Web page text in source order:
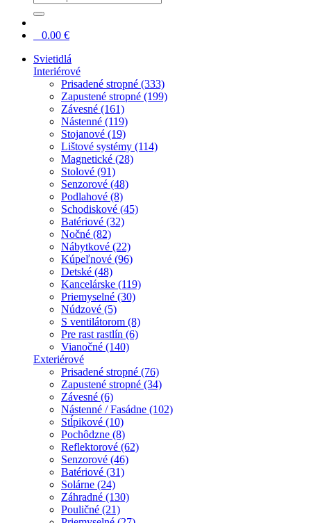
0.00 €
Svietidlá
Interiérové
Prisadené stropné (333)
Zapustené stropné (199)
Závesné (161)
Nástenné (119)
Stojanové (19)
Lištové systémy (114)
Magnetické (28)
Stolové (91)
Senzorové (48)
Podlahové (8)
Schodiskové (45)
Batériové (32)
Nočné (82)
Nábytkové (22)
Kúpeľnové (96)
Detské (48)
Kancelárske (119)
Priemyselné (30)
Núdzové (5)
S ventilátorom (8)
Pre rast rastlín (6)
Vianočné (140)
Exteriérové
Prisadené stropné (76)
Zapustené stropné (34)
Závesné (6)
Nástenné / Fasádne (102)
Stĺpikové (10)
Pochôdzne (8)
Reflektorové (62)
Senzorové (46)
Batériové (31)
Solárne (24)
Záhradné (130)
Pouličné (21)